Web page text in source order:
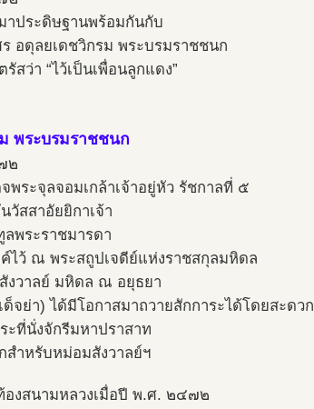
าประดิษฐานพร้อมกันกับ
อดุลยเดชวิกรม พระบรมราชชนก
สว่า “ไว้เป็นเพื่อนลูกแดง”
พระบรมราชชนก
๒
พระจุลจอมเกล้าเจ้าอยู่หัว รัชกาลที่ ๕
วัสสาอัยยิกาเจ้า
พระราชมารดา
ไว้ ณ พระสถูปเจดีย์แห่งราชสกุลมหิดล
งวาลย์ มหิดล ณ อยุธยา
ย่า) ได้มีโอกาสมาถวายสักการะได้โดยสะดวก
ะที่นั่งจักรีมหาปราสาท
สำหรับหม่อมสังวาลย์ฯ
งสนามหลวงเมื่อปี พ.ศ. ๒๔๗๒